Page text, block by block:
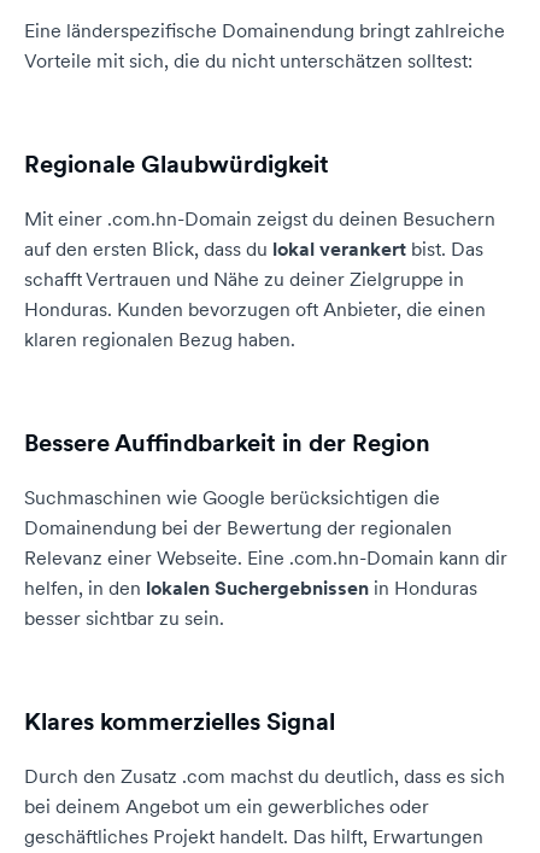
Eine länderspezifische Domainendung bringt zahlreiche
Vorteile mit sich, die du nicht unterschätzen solltest:
Regionale Glaubwürdigkeit
Mit einer .com.hn-Domain zeigst du deinen Besuchern
auf den ersten Blick, dass du lokal verankert bist. Das
schafft Vertrauen und Nähe zu deiner Zielgruppe in
Honduras. Kunden bevorzugen oft Anbieter, die einen
klaren regionalen Bezug haben.
Bessere Auffindbarkeit in der Region
Suchmaschinen wie Google berücksichtigen die
Domainendung bei der Bewertung der regionalen
Relevanz einer Webseite. Eine .com.hn-Domain kann dir
helfen, in den lokalen Suchergebnissen in Honduras
besser sichtbar zu sein.
Klares kommerzielles Signal
Durch den Zusatz .com machst du deutlich, dass es sich
bei deinem Angebot um ein gewerbliches oder
geschäftliches Projekt handelt. Das hilft, Erwartungen